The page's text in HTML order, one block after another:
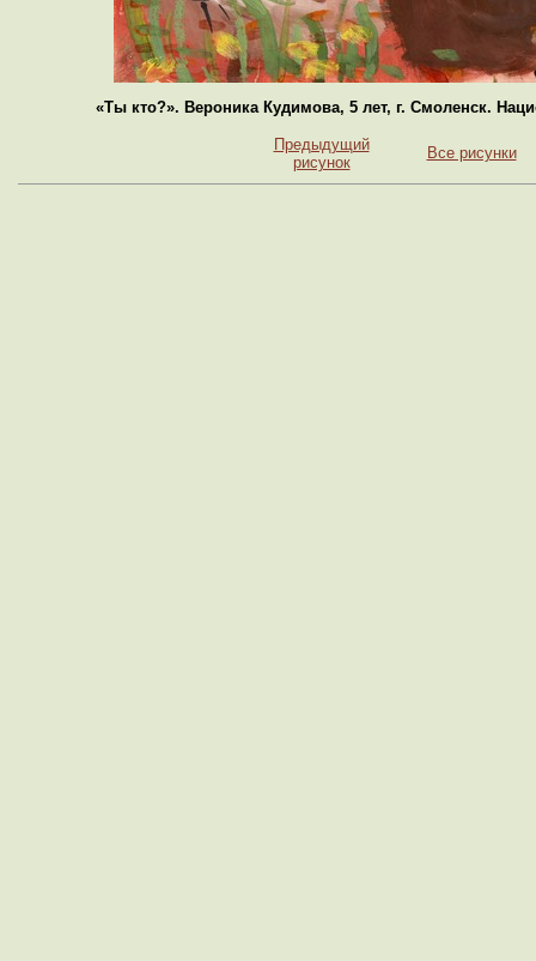
«Ты кто?». Вероника Кудимова, 5 лет, г. Смоленск.
Предыдущий
рисунок
Все рисунки